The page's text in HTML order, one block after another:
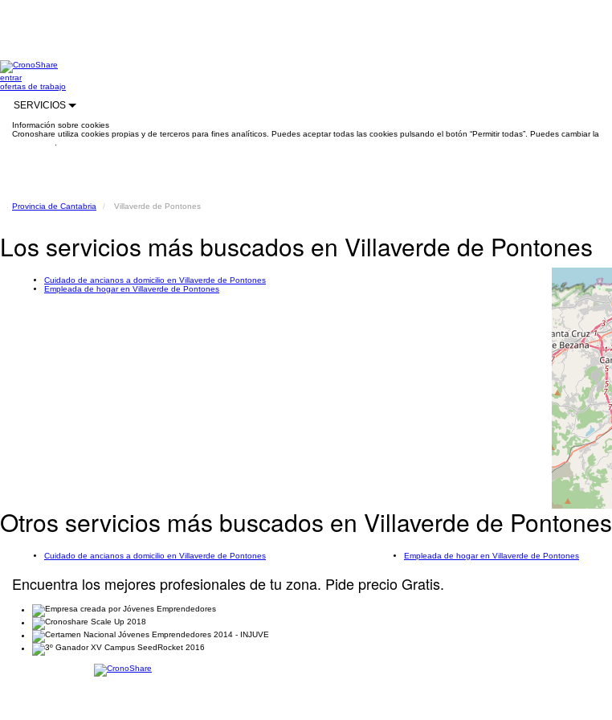
entrar
ofertas de trabajo
SERVICIOS
Información sobre cookies
Cronoshare utiliza cookies propias y de terceros para fines analíticos. Puedes aceptar todas las cookies pulsando el botón “Permitir todas”. Puedes cambiar la
Provincia de Cantabria Villaverde de Pontones
Los servicios más buscados en Villaverde de Pontones
Cuidado de ancianos a domicilio en Villaverde de Pontones
Empleada de hogar en Villaverde de Pontones
Otros servicios más buscados en Villaverde de Pontones
Cuidado de ancianos a domicilio en Villaverde de Pontones Empleada de hogar en Villaverde de Pontones
Encuentra los mejores profesionales de tu zona. Pide precio Gratis.